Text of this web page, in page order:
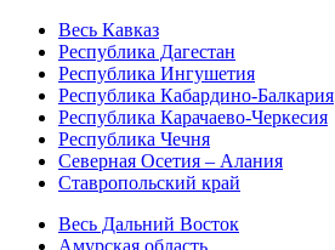
Весь Кавказ
Республика Дагестан
Республика Ингушетия
Республика Кабардино-Балкария
Республика Карачаево-Черкесия
Республика Чечня
Северная Осетия – Алания
Ставропольский край
Весь Дальний Восток
Амурская область